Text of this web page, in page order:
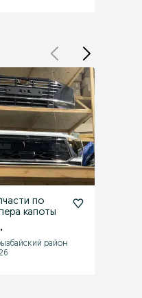
по
капоты
район